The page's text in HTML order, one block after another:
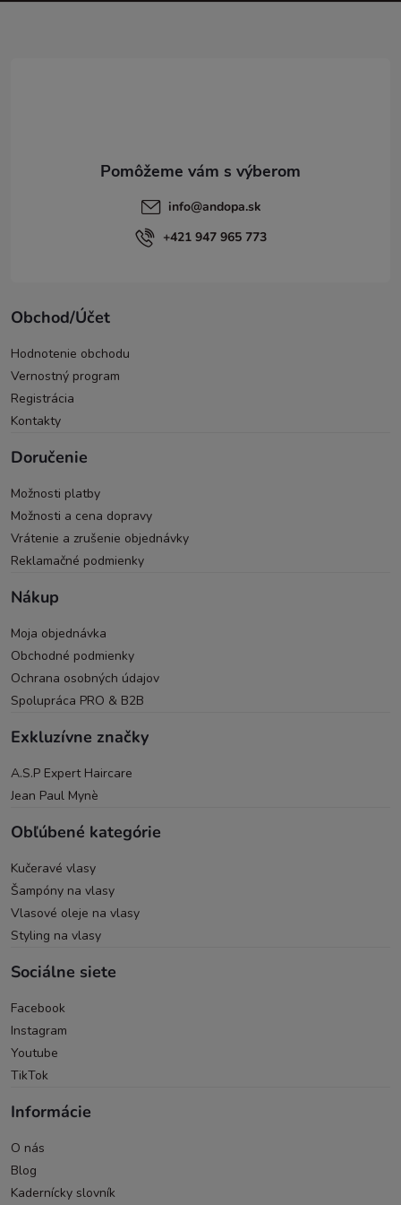
info@andopa.sk
+421 947 965 773
Obchod/Účet
Hodnotenie obchodu
Vernostný program
Registrácia
Kontakty
Doručenie
Možnosti platby
Možnosti a cena dopravy
Vrátenie a zrušenie objednávky
Reklamačné podmienky
Nákup
Moja objednávka
Obchodné podmienky
Ochrana osobných údajov
Spolupráca PRO & B2B
Exkluzívne značky
A.S.P Expert Haircare
Jean Paul Mynè
Obľúbené kategórie
Kučeravé vlasy
Šampóny na vlasy
Vlasové oleje na vlasy
Styling na vlasy
Sociálne siete
Facebook
Instagram
Youtube
TikTok
Informácie
O nás
Blog
Kadernícky slovník